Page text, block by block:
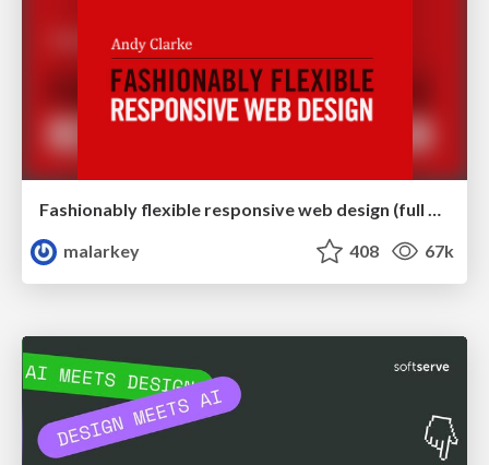
malarkey
408 67k